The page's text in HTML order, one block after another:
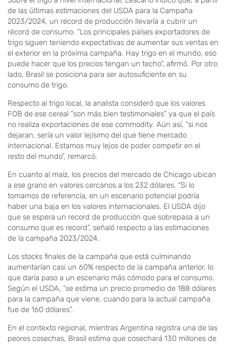
de las últimas estimaciones del USDA para la Campaña
2023/2024, un récord de producción llevaría a cubrir un
récord de consumo. “Los principales países exportadores de
trigo siguen teniendo expectativas de aumentar sus ventas en
el exterior en la próxima campaña. Hay trigo en el mundo, eso
puede hacer que los precios tengan un techo”, afirmó. Por otro
lado, Brasil se posiciona para ser autosuficiente en su
consumo de trigo.
Respecto al trigo local, la analista consideró que los valores
FOB de ese cereal “son más bien testimoniales” ya que el país
no realiza exportaciones de ese commodity. Aún así, “si nos
dejaran, sería un valor lejísimo del que tiene mercado
internacional. Estamos muy lejos de poder competir en el
resto del mundo”, remarcó.
En cuanto al maíz, los precios del mercado de Chicago ubican
a ese grano en valores cercanos a los 232 dólares. “Si lo
tomamos de referencia, en un escenario potencial podría
haber una baja en los valores internacionales. El USDA dijo
que se espera un record de producción que sobrepasa a un
consumo que es record”, señaló respecto a las estimaciones
de la campaña 2023/2024.
Los stocks finales de la campaña que está culminando
aumentarían casi un 60% respecto de la campaña anterior, lo
que daría paso a un escenario más cómodo para el consumo.
Según el USDA, “se estima un precio promedio de 188 dólares
para la campaña que viene, cuando para la actual campaña
fue de 160 dólares”.
En el contexto regional, mientras Argentina registra una de las
peores cosechas, Brasil estima que cosechará 130 millones de